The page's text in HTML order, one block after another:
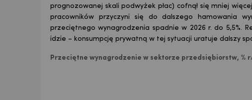
prognozowanej skali podwyżek płac) cofnął się mniej
pracowników przyczyni się do dalszego hamowania
przeciętnego wynagrodzenia spadnie w 2026 r. do 5,5%.
idzie – konsumpcję prywatną w tej sytuacji uratuje dalszy
Przeciętne wynagrodzenie w sektorze przedsiębiorstw, %